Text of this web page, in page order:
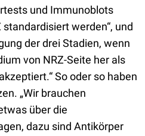
und Immunoblots
standardisiert werden“, und
der drei Stadien, wenn
von NRZ-Seite her als
So oder so haben
„Wir brauchen
über die
dazu sind Antikörper